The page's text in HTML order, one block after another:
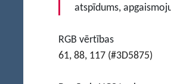
atspīdums,
RGB vērtības
61, 88, 117 (#3D5875)